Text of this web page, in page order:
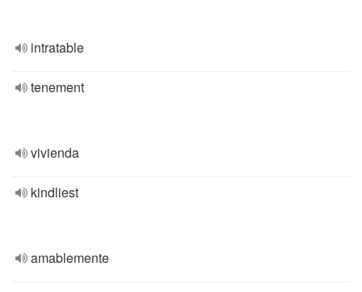
intratable
tenement
vivienda
kindliest
amablemente